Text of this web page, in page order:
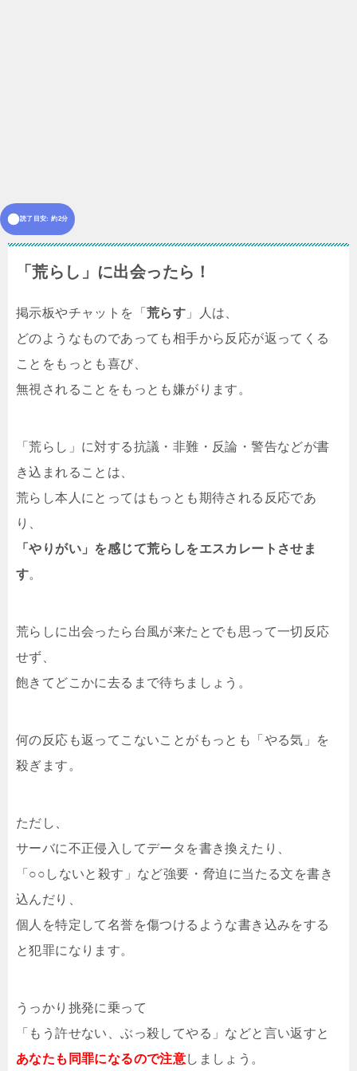
読了目安: 約2分
「荒らし」に出会ったら！
掲示板やチャットを「 荒らす 」人は、
どのようなものであっても相手から反応が返ってくる
ことをもっとも喜び、
無視されることをもっとも嫌がります。
「荒らし」に対する抗議・非難・反論・警告などが書
き込まれることは、
荒らし本人にとってはもっとも期待される反応であ
り、
「やりがい」を感じて荒らしをエスカレートさせま
す。
荒らしに出会ったら台風が来たとでも思って一切反応
せず、
飽きてどこかに去るまで待ちましょう。
何の反応も返ってこないことがもっとも「やる気」を
殺ぎます。
ただし、
サーバに不正侵入してデータを書き換えたり、
「○○しないと殺す」など強要・脅迫に当たる文を書き
込んだり、
個人を特定して名誉を傷つけるような書き込みをする
と犯罪になります。
うっかり挑発に乗って
「もう許せない、ぶっ殺してやる」などと言い返すと
あなたも同罪になるので注意しましょう。